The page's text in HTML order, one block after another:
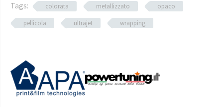
Tags:
colorata metallizzato
opaco
pellicola
ultrajet wrapping